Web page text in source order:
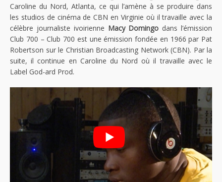
Caroline du Nord, Atlanta, ce qui l’amène à se produire dans
les studios de cinéma de CBN en Virginie où il travaille avec la
célèbre journaliste ivoirienne Macy Domingo dans l’émission
Club 700 – Club 700 est une émission fondée en 1966 par Pat
Robertson sur le Christian Broadcasting Network (CBN). Par la
suite, il continue en Caroline du Nord où il travaille avec le
Label God-ard Prod.